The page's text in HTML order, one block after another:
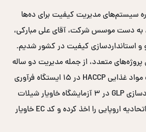
سیستم‌های مدیریت کیفیت برای ده‌ها
دست موسس شرکت، آقای علی مبارکی،
و استانداردسازی کیفیت در کشور شدیم.
پروژه‌های متعدد، از جمله مدیریت دو ساله
پروژه ایمنی و بهداشت مواد غذایی HACCP در ۱۵ ایستگاه فرآوری
خاویار ایران و استانداردسازی GLP در ۳ آزمایشگاه خاویار شیلات
ایران، توانستیم تایید اتحادیه اروپایی را اخذ کرده و کد EC خاویار